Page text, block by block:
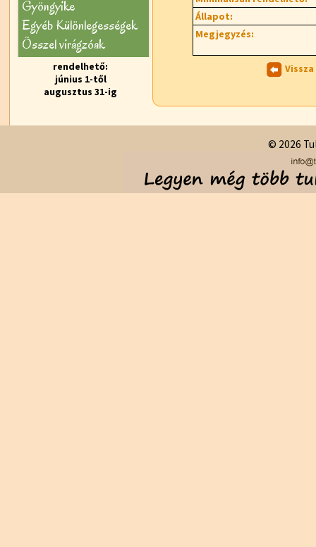
Gyöngyike
Egyéb Különlegességek
Õsszel virágzóak
rendelhető:
június 1-től
augusztus 31-ig
Állapot:
Megjegyzés:
© 2026